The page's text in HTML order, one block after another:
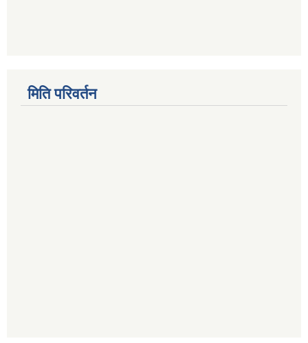
मिति परिवर्तन